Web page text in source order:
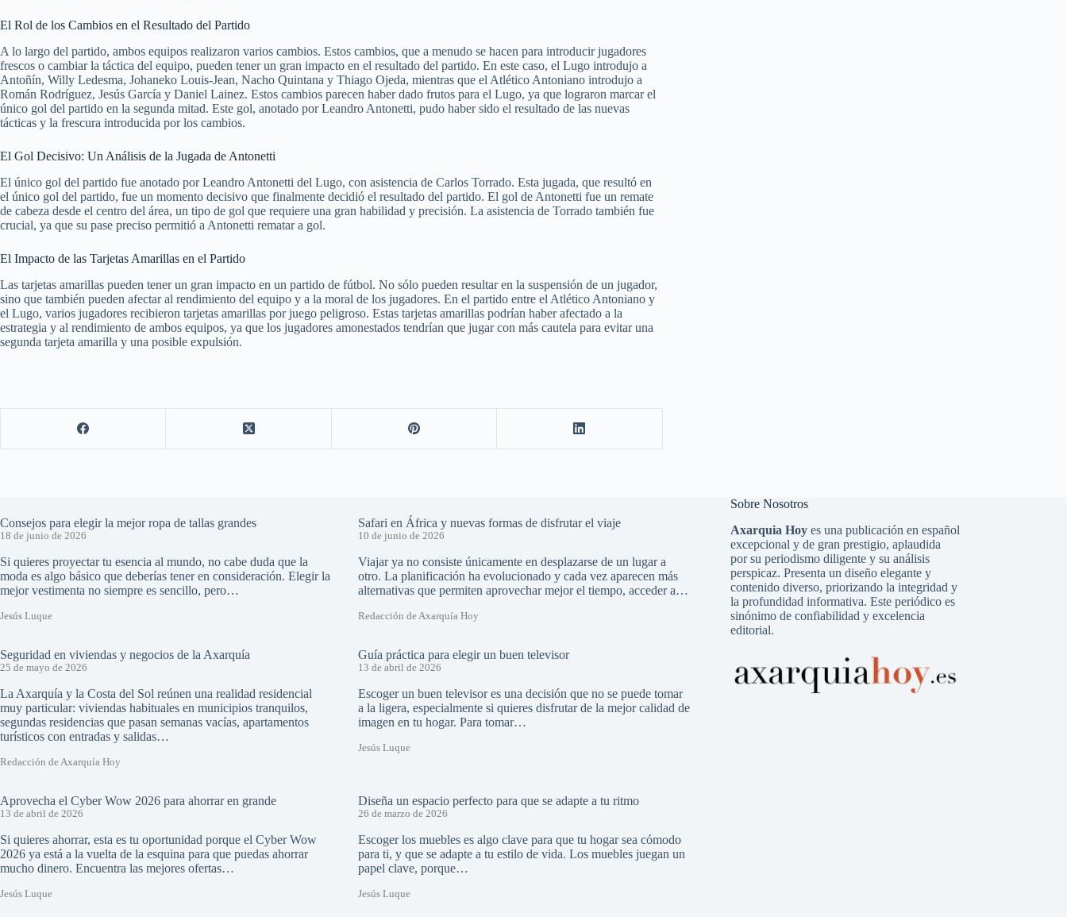
El Rol de los Cambios en el Resultado del Partido
A lo largo del partido, ambos equipos realizaron varios cambios. Estos cambios, que a menudo se hacen para introducir jugadores
frescos o cambiar la táctica del equipo, pueden tener un gran impacto en el resultado del partido. En este caso, el Lugo introdujo a
Antoñín, Willy Ledesma, Johaneko Louis-Jean, Nacho Quintana y Thiago Ojeda, mientras que el Atlético Antoniano introdujo a
Román Rodríguez, Jesús García y Daniel Lainez. Estos cambios parecen haber dado frutos para el Lugo, ya que lograron marcar el
único gol del partido en la segunda mitad. Este gol, anotado por Leandro Antonetti, pudo haber sido el resultado de las nuevas
tácticas y la frescura introducida por los cambios.
El Gol Decisivo: Un Análisis de la Jugada de Antonetti
El único gol del partido fue anotado por Leandro Antonetti del Lugo, con asistencia de Carlos Torrado. Esta jugada, que resultó en
el único gol del partido, fue un momento decisivo que finalmente decidió el resultado del partido. El gol de Antonetti fue un remate
de cabeza desde el centro del área, un tipo de gol que requiere una gran habilidad y precisión. La asistencia de Torrado también fue
crucial, ya que su pase preciso permitió a Antonetti rematar a gol.
El Impacto de las Tarjetas Amarillas en el Partido
Las tarjetas amarillas pueden tener un gran impacto en un partido de fútbol. No sólo pueden resultar en la suspensión de un jugador,
sino que también pueden afectar al rendimiento del equipo y a la moral de los jugadores. En el partido entre el Atlético Antoniano y
el Lugo, varios jugadores recibieron tarjetas amarillas por juego peligroso. Estas tarjetas amarillas podrían haber afectado a la
estrategia y al rendimiento de ambos equipos, ya que los jugadores amonestados tendrían que jugar con más cautela para evitar una
segunda tarjeta amarilla y una posible expulsión.
Consejos para elegir la mejor ropa de tallas grandes
18 de junio de 2026
Si quieres proyectar tu esencia al mundo, no cabe duda que la
moda es algo básico que deberías tener en consideración. Elegir la
mejor vestimenta no siempre es sencillo, pero…
Jesús Luque
Safari en África y nuevas formas de disfrutar el viaje
10 de junio de 2026
Viajar ya no consiste únicamente en desplazarse de un lugar a
otro. La planificación ha evolucionado y cada vez aparecen más
alternativas que permiten aprovechar mejor el tiempo, acceder a…
Redacción de Axarquía Hoy
Seguridad en viviendas y negocios de la Axarquía
25 de mayo de 2026
La Axarquía y la Costa del Sol reúnen una realidad residencial
muy particular: viviendas habituales en municipios tranquilos,
segundas residencias que pasan semanas vacías, apartamentos
turísticos con entradas y salidas…
Redacción de Axarquía Hoy
Guía práctica para elegir un buen televisor
13 de abril de 2026
Escoger un buen televisor es una decisión que no se puede tomar
a la ligera, especialmente si quieres disfrutar de la mejor calidad de
imagen en tu hogar. Para tomar…
Jesús Luque
Aprovecha el Cyber Wow 2026 para ahorrar en grande
13 de abril de 2026
Si quieres ahorrar, esta es tu oportunidad porque el Cyber Wow
2026 ya está a la vuelta de la esquina para que puedas ahorrar
mucho dinero. Encuentra las mejores ofertas…
Jesús Luque
Diseña un espacio perfecto para que se adapte a tu ritmo
26 de marzo de 2026
Escoger los muebles es algo clave para que tu hogar sea cómodo
para ti, y que se adapte a tu estilo de vida. Los muebles juegan un
papel clave, porque…
Jesús Luque
Sobre Nosotros
Axarquia Hoyes una publicación en español
excepcional y de gran prestigio, aplaudida
por su periodismo diligente y su análisis
perspicaz. Presenta un diseño elegante y
contenido diverso, priorizando la integridad y
la profundidad informativa. Este periódico es
sinónimo de confiabilidad y excelencia
editorial.